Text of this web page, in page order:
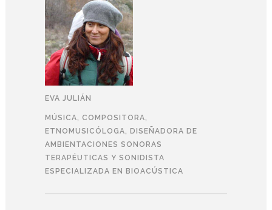
EVA JULIÁN
MÚSICA, COMPOSITORA,
ETNOMUSICÓLOGA, DISEÑADORA DE
AMBIENTACIONES SONORAS
TERAPÉUTICAS Y SONIDISTA
ESPECIALIZADA EN BIOACÚSTICA